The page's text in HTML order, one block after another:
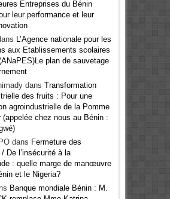
Entreprises du Bénin
leur performance et leur
L’Agence nationale pour les
aux Etablissements scolaires
plan de sauvetage
dans Transformation
des fruits : Pour une
agroindustrielle de la Pomme
(appelée chez nous au Bénin :
dans Fermeture des
De l’insécurité à la
: quelle marge de manœuvre
et le Nigeria?
Banque mondiale Bénin : M.